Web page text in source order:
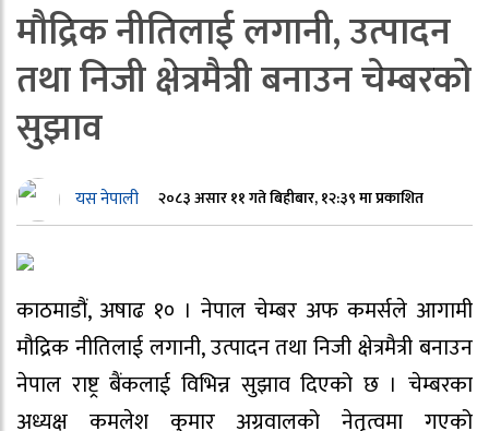
मौद्रिक नीतिलाई लगानी, उत्पादन
तथा निजी क्षेत्रमैत्री बनाउन चेम्बरको
सुझाव
यस नेपाली २०८३ असार ११ गते बिहीबार, १२:३९ मा प्रकाशित
काठमाडौं, अषाढ १० । नेपाल चेम्बर अफ कमर्सले आगामी
मौद्रिक नीतिलाई लगानी, उत्पादन तथा निजी क्षेत्रमैत्री बनाउन
नेपाल राष्ट्र बैंकलाई विभिन्न सुझाव दिएको छ । चेम्बरका
अध्यक्ष कमलेश कुमार अग्रवालको नेतृत्वमा गएको